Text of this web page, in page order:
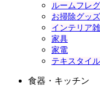
ルームフレ
お掃除グッズ
インテリア
家具
家電
テキスタイル
食器・キッチン